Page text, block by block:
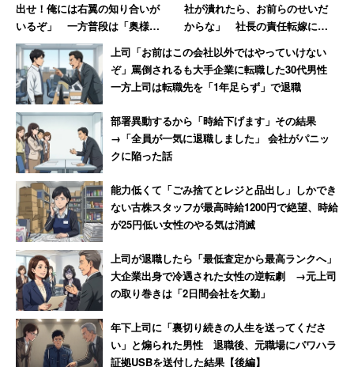
出せ！俺には右翼の知り合いが
いるぞ」 一方普段は「奥様と
一緒だと大人しく買い物」
社が潰れたら、お前らのせいだ
からな」 社長の責任転嫁に絶
句【前編】
上司「お前はこの会社以外ではやっていけない
ぞ」罵倒されるも大手企業に転職した30代男性
一方上司は転職先を「1年足らず」で退職
部署異動するから「時給下げます」その結果
→「全員が一気に退職しました」 会社がパニッ
クに陥った話
能力低くて「ごみ捨てとレジと品出し」しかでき
ない古株スタッフが最高時給1200円で絶望、時給
が25円低い女性のやる気は消滅
上司が退職したら「最低査定から最高ランクへ」
大企業出身で冷遇された女性の逆転劇 →元上司
の取り巻きは「2日間会社を欠勤」
年下上司に「裏切り続きの人生を送ってくださ
い」と煽られた男性 退職後、元職場にパワハラ
証拠USBを送付した結果【後編】